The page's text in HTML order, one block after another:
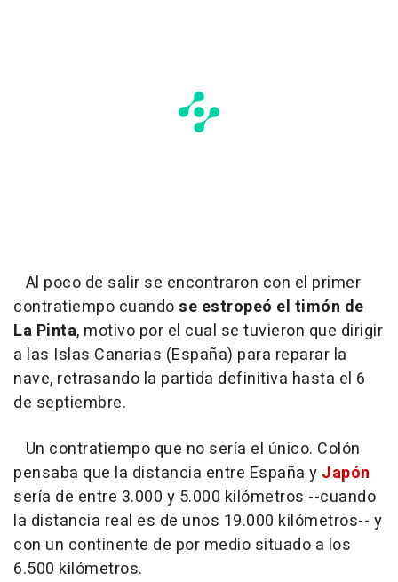
Al poco de salir se encontraron con el primer
contratiempo cuandose estropeó el timón de
La Pinta, motivo por el cual se tuvieron que dirigir
a las Islas Canarias (España) para reparar la
nave, retrasando la partida definitiva hasta el 6
de septiembre.
Un contratiempo que no sería el único. Colón
pensaba que la distancia entre España y Japón
sería de entre 3.000 y 5.000 kilómetros --cuando
la distancia real es de unos 19.000 kilómetros-- y
con un continente de por medio situado a los
6.500 kilómetros.